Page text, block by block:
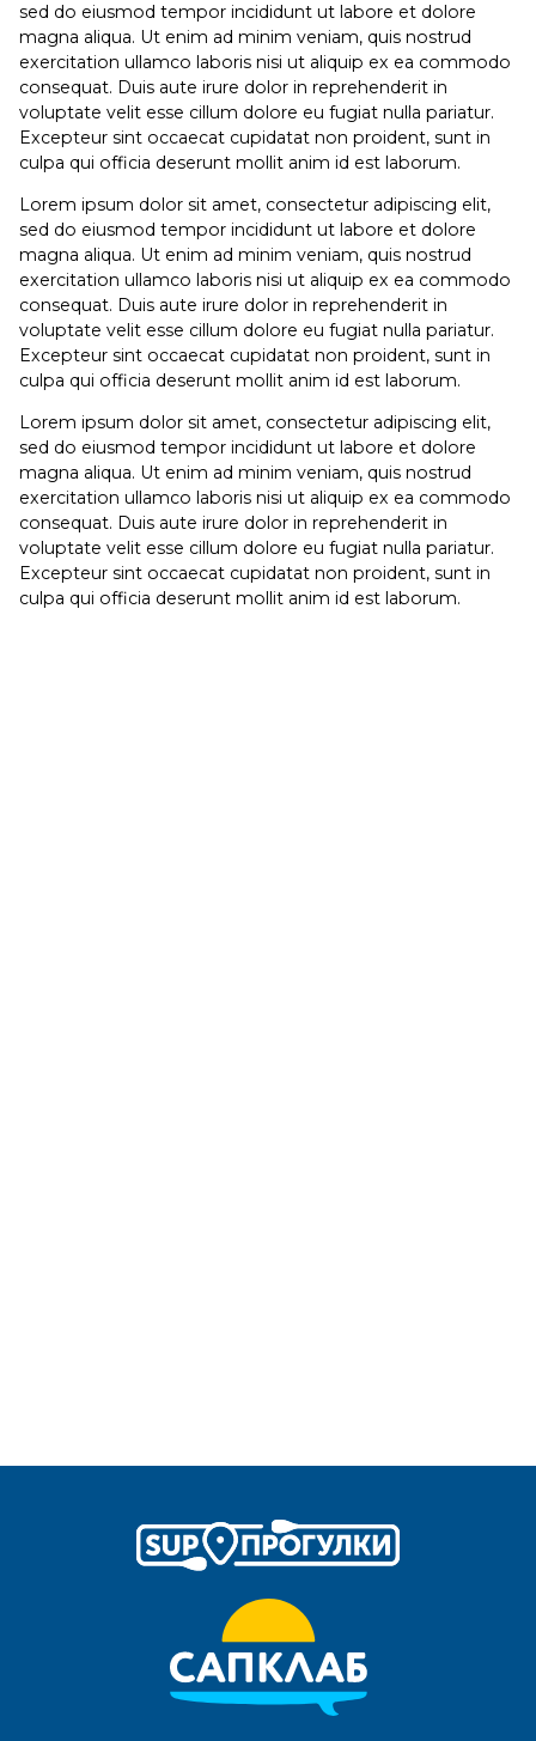
sed do eiusmod tempor incididunt ut labore et dolore
magna aliqua. Ut enim ad minim veniam, quis nostrud
exercitation ullamco laboris nisi ut aliquip ex ea commodo
consequat. Duis aute irure dolor in reprehenderit in
voluptate velit esse cillum dolore eu fugiat nulla pariatur.
Excepteur sint occaecat cupidatat non proident, sunt in
culpa qui officia deserunt mollit anim id est laborum.
Lorem ipsum dolor sit amet, consectetur adipiscing elit,
sed do eiusmod tempor incididunt ut labore et dolore
magna aliqua. Ut enim ad minim veniam, quis nostrud
exercitation ullamco laboris nisi ut aliquip ex ea commodo
consequat. Duis aute irure dolor in reprehenderit in
voluptate velit esse cillum dolore eu fugiat nulla pariatur.
Excepteur sint occaecat cupidatat non proident, sunt in
culpa qui officia deserunt mollit anim id est laborum.
Lorem ipsum dolor sit amet, consectetur adipiscing elit,
sed do eiusmod tempor incididunt ut labore et dolore
magna aliqua. Ut enim ad minim veniam, quis nostrud
exercitation ullamco laboris nisi ut aliquip ex ea commodo
consequat. Duis aute irure dolor in reprehenderit in
voluptate velit esse cillum dolore eu fugiat nulla pariatur.
Excepteur sint occaecat cupidatat non proident, sunt in
culpa qui officia deserunt mollit anim id est laborum.